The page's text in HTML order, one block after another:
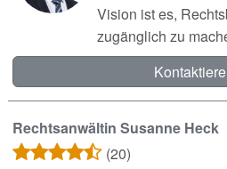
Vision ist es,
zugänglich zu
Rechtsanwältin Susanne Heck
(20)